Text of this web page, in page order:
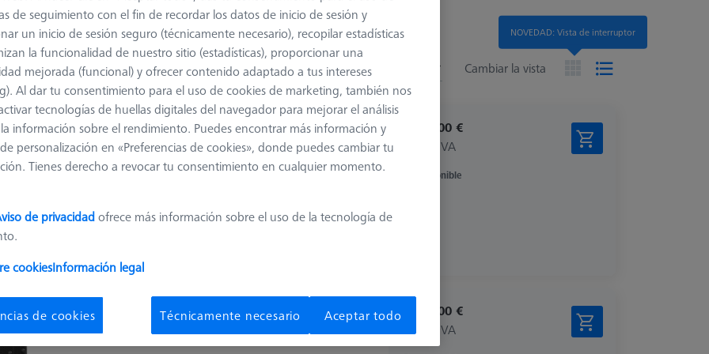
Cambiar la vista
Clasificar resultados
Recommended
OmniFix CT flex
626170-0011-580
kV, METROTOM 1500, VoluMax 9
2.717,00 €
más el IVA
Disponible
OmniFix CT universal
626170-0011-790
3.479,00 €
más el IVA
NOVEDAD: Vista de interruptor
de seguimiento con el fin de recordar los datos de inicio de sesión y
un inicio de sesión seguro (técnicamente necesario), recopilar estadísticas
la funcionalidad de nuestro sitio (estadísticas), proporcionar una
mejorada (funcional) y ofrecer contenido adaptado a tus intereses
Al dar tu consentimiento para el uso de cookies de marketing, también nos
tecnologías de huellas digitales del navegador para mejorar el análisis
información sobre el rendimiento. Puedes encontrar más información y
personalización en «Preferencias de cookies», donde puedes cambiar tu
Tienes derecho a revocar tu consentimiento en cualquier momento.
de privacidadofrece más información sobre el uso de la tecnología de
cookiesInformación legal
de cookies Técnicamente necesario Aceptar todo